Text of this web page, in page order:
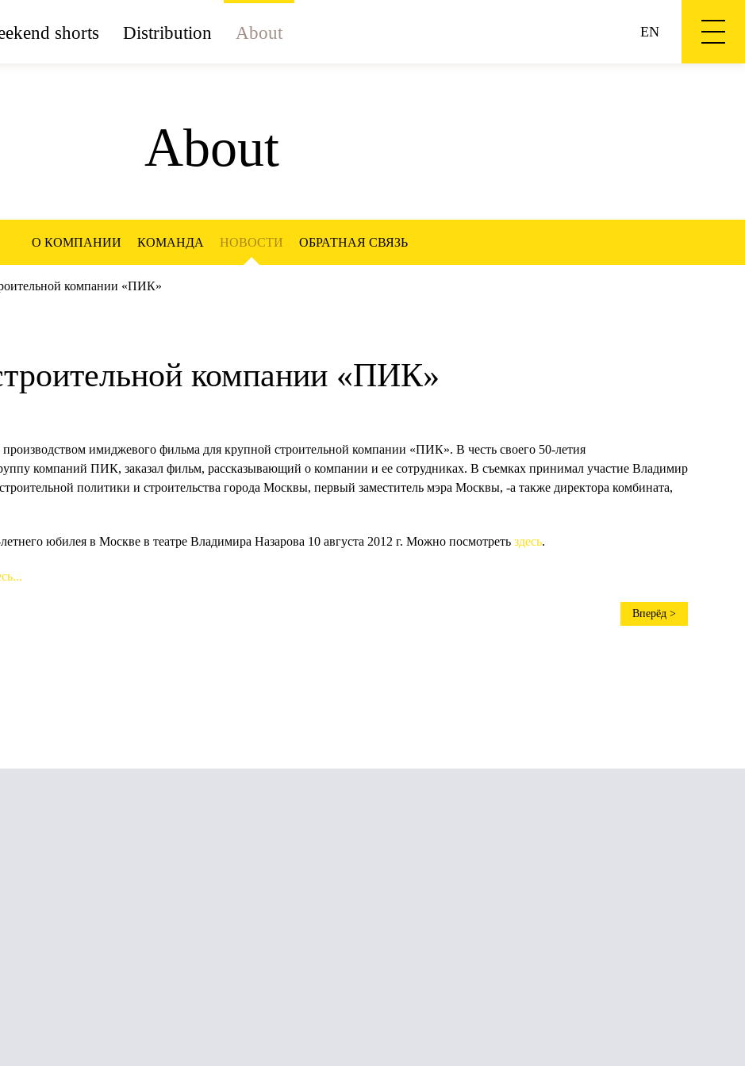
shorts Distribution About EN
About
О КОМПАНИИ КОМАНДА НОВОСТИ ОБРАТНАЯ СВЯЗЬ
компании «ПИК»
компании «ПИК»
имиджевого фильма для крупной строительной компании «ПИК». В честь своего 50-летия
компаний ПИК, заказал фильм, рассказывающий о компании и ее сотрудниках. В съемках принимал участие Владимир
политики и строительства города Москвы, первый заместитель мэра Москвы, -а также директора комбината,
юбилея в Москве в театре Владимира Назарова 10 августа 2012 г. Можно посмотреть здесь.
Вперёд >